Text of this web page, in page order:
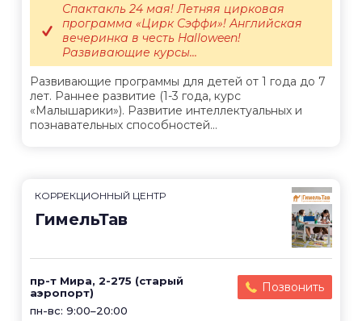
Развивающие программы для детей от 1 года до 7
лет. Раннее развитие (1-3 года, курс
«Малышарики»). Развитие интеллектуальных и
познавательных способностей...
Спактакль 24 мая! Летняя цирковая
программа «Цирк Сэффи»! Английская
вечеринка в честь Halloween!
Развивающие курсы...
КОРРЕКЦИОННЫЙ ЦЕНТР
ГимельТав
пр-т Мира, 2-275​ (старый
аэропорт)
пн-вс: 9:00–20:00
Позвонить